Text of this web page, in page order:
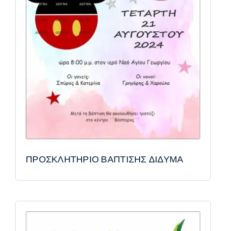
ΠΡΟΣΚΛΗΤΗΡΙΟ ΒΑΠΤΙΣΗΣ ΔΙΔΥΜΑ